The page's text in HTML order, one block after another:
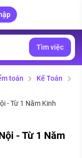
Tìm việc
toán
Kế Toán
- Từ 1 Năm Kinh
- Từ 1 Năm